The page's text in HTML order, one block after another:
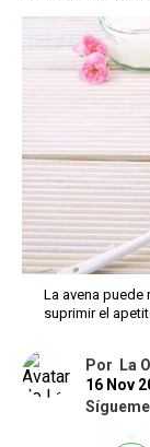
La avena puede
suprimir el
Por
La
16 Nov